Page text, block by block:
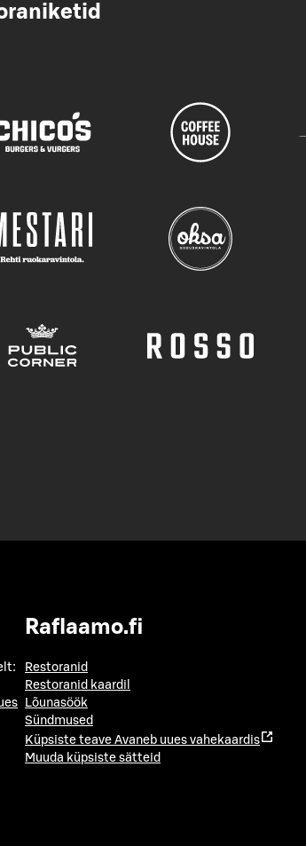
Raflaamo.fi
Restoranid
Restoranid kaardil
Lõunasöök
Sündmused
Küpsiste teave Avaneb uues vahekaardis
Muuda küpsiste sätteid